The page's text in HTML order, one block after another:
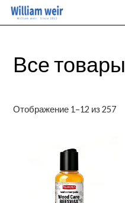
Перейти
к
Все товары
Отображение 1–12 из 257